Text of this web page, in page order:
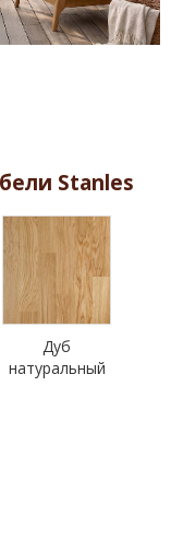
Stanles
Дуб
натуральный